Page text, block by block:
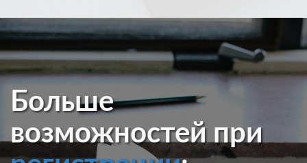
Больше
возможностей при